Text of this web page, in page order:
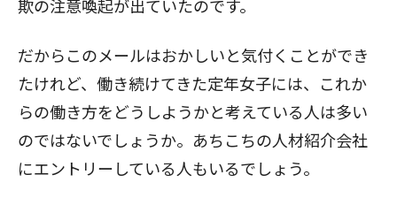
欺の注意喚起が出ていたのです。
だからこのメールはおかしいと気付くことができ
たけれど、働き続けてきた定年女子には、これか
らの働き方をどうしようかと考えている人は多い
のではないでしょうか。あちこちの人材紹介会社
にエントリーしている人もいるでしょう。